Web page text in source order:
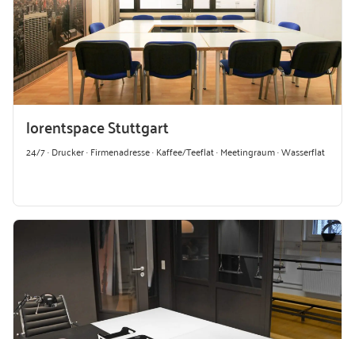
lorentspace Stuttgart
24/7 · Drucker · Firmenadresse · Kaffee/Teeflat · Meetingraum · Wasserflat